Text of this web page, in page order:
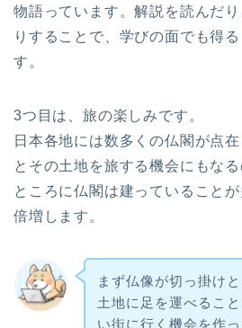
物語っています。解説を読んだ
りすることで、学びの面でも得
す。
3つ目は、旅の楽しみです。
日本各地には数多くの仏閣が点
とその土地を旅する機会にもな
ところに仏閣は建っていること
倍増します。
まず仏像が切っ掛け
土地に足を運べるこ
い街に行く機会を作っ